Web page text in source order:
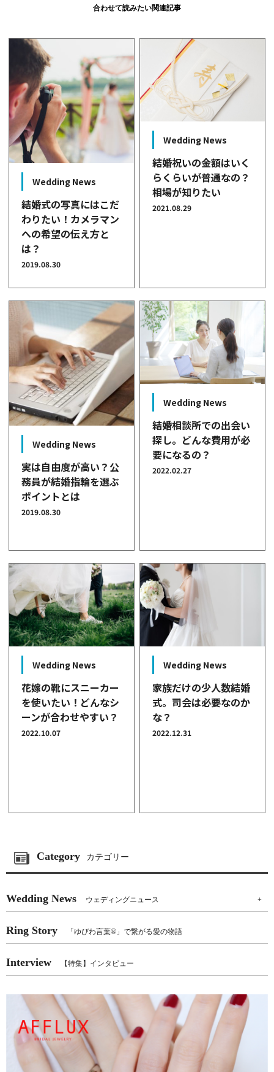
合わせて読みたい関連記事
Wedding News
結婚式の写真にはこだ
わりたい！カメラマン
への希望の伝え方と
は？
2019.08.30
Wedding News
結婚祝いの金額はいく
らくらいが普通なの？
相場が知りたい
2021.08.29
Wedding News
実は自由度が高い？公
務員が結婚指輪を選ぶ
ポイントとは
2019.08.30
Wedding News
結婚相談所での出会い
探し。どんな費用が必
要になるの？
2022.02.27
Wedding News
花嫁の靴にスニーカー
を使いたい！どんなシ
ーンが合わせやすい？
2022.10.07
Wedding News
家族だけの少人数結婚
式。司会は必要なのか
な？
2022.12.31
Category カテゴリー
Wedding News ウェディングニュース +
Ring Story 「ゆびわ言葉®」で繋がる愛の物語
Interview 【特集】インタビュー